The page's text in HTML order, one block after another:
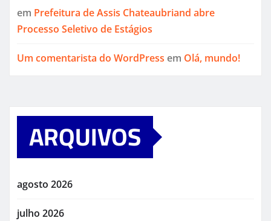
em Prefeitura de Assis Chateaubriand abre
Processo Seletivo de Estágios
Um comentarista do WordPress em Olá, mundo!
ARQUIVOS
agosto 2026
julho 2026